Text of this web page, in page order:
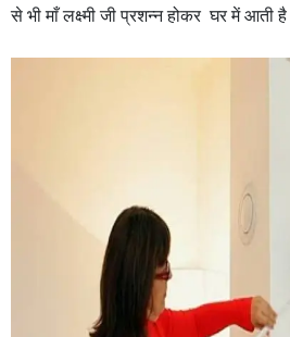
से भी माँ लक्ष्मी जी प्रशन्न होकर घर में आती है